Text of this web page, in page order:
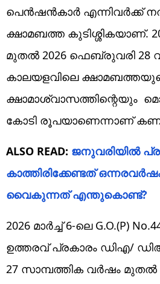
പെൻഷൻകാർ എന്നിവർക്ക്
ക്ഷാമബത്ത കുടിശ്ശികയാണ്.
മുതൽ 2026 ഫെബ്രുവരി 28
കാലയളവിലെ
ക്ഷാമാശ്വാസത്തിന്റെയും
കോടി രൂപയാണെന്നാണ്
ALSO READ: ജനുവരിയിൽ
കാത്തിരിക്കേണ്ടത്
വൈകുന്നത് എന്തുകൊണ്ട്?
2026 മാർച്ച് 6-ലെ G.O.(P)
ഉത്തരവ് പ്രകാരം ഡിഎ/
27 സാമ്പത്തിക വർഷം മുതൽ